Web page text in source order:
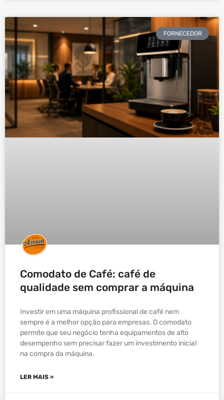
FORNECEDOR
Comodato de Café: café de
qualidade sem comprar a máquina
Investir em uma máquina profissional de café nem
sempre é a melhor opção para empresas. O comodato
permite que seu negócio tenha equipamentos de alto
desempenho sem precisar fazer um investimento inicial
na compra da máquina.
LER MAIS »